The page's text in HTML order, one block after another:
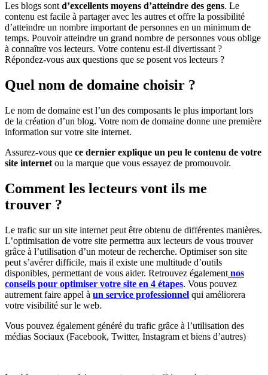
Les blogs sont d’excellents moyens d’atteindre des gens. Le
contenu est facile à partager avec les autres et offre la possibilité
d’atteindre un nombre important de personnes en un minimum de
temps. Pouvoir atteindre un grand nombre de personnes vous oblige
à connaître vos lecteurs. Votre contenu est-il divertissant ?
Répondez-vous aux questions que se posent vos lecteurs ?
Quel nom de domaine choisir ?
Le nom de domaine est l’un des composants le plus important lors
de la création d’un blog. Votre nom de domaine donne une première
information sur votre site internet.
Assurez-vous que ce dernier explique un peu le contenu de votre
site internet ou la marque que vous essayez de promouvoir.
Comment les lecteurs vont ils me
trouver ?
Le trafic sur un site internet peut être obtenu de différentes manières.
L’optimisation de votre site permettra aux lecteurs de vous trouver
grâce à l’utilisation d’un moteur de recherche. Optimiser son site
peut s’avérer difficile, mais il existe une multitude d’outils
disponibles, permettant de vous aider. Retrouvez également nos
conseils pour optimiser votre site en 4 étapes. Vous pouvez
autrement faire appel à un service professionnel qui améliorera
votre visibilité sur le web.
Vous pouvez également généré du trafic grâce à l’utilisation des
médias Sociaux (Facebook, Twitter, Instagram et biens d’autres)